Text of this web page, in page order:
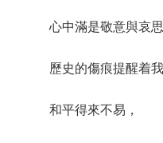
心中滿是敬意與哀思
歷史的傷痕提醒着我
和平得來不易，